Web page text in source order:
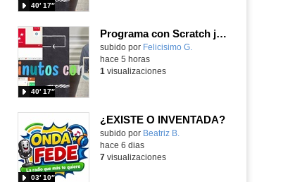
40′ 17″
Programa con Scratch juegos con los partidos del mundial 2026 ganados por España
Contenido educativo.
subido por Felicisimo G.
40′ 17″
hace 5 horas
1 visualizaciones
¿EXISTE O INVENTADA?
Contenido educativo.
subido por Beatriz B.
03′ 10″
hace 6 dias
7visualizaciones